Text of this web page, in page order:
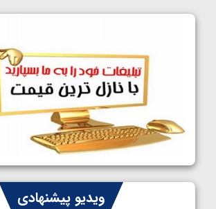
کشتی آزاد نوجوانان جهان؛ رقبای نمایندگان
ایران مشخص شدند
1405/05/08
کشتی فرنگی نوجوانان جهان؛ سکوی تیمی
سوم برای ایران
1405/05/07
ایران چشم به راه چهار مدال در پنج وزن دوم
ویدیو پیشنهادی